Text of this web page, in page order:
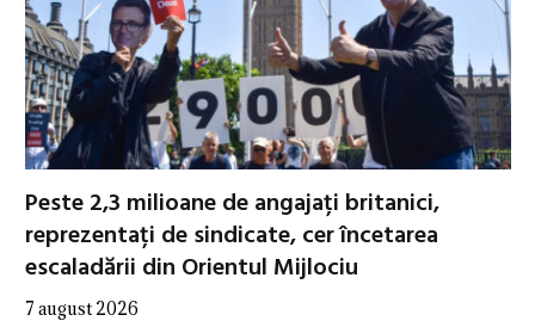
Peste 2,3 milioane de angajați britanici,
reprezentați de sindicate, cer încetarea
escaladării din Orientul Mijlociu
7 august 2026